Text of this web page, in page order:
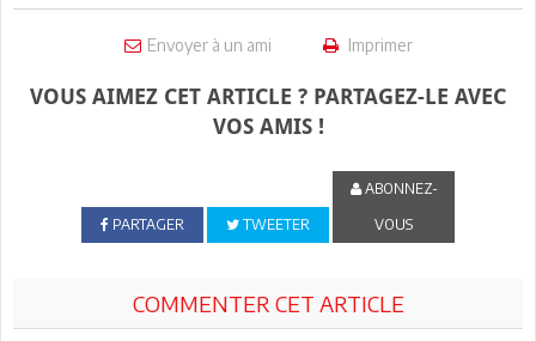
Envoyer à un ami Imprimer
VOUS AIMEZ CET ARTICLE ? PARTAGEZ-LE AVEC
VOS AMIS !
PARTAGER TWEETER
ABONNEZ-
VOUS
COMMENTER CET ARTICLE